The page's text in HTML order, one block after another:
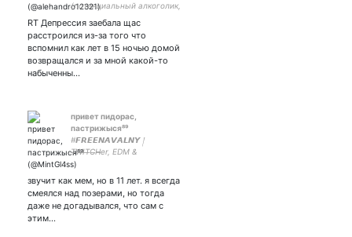
(потенциальный алкоголик,
основном рыжий слизень
любящий пиво)
RT Депрессия заебала щас
расстроился из-за того что
вспомнил как лет в 15 ночью домой
возвращался и за мной какой-то
набыченны…
привет пидорас,
пастрижыся⁸⁹
#𝙁𝙍𝙀𝙀𝙉𝘼𝙑𝘼𝙇𝙉𝙔 །
T̶W̶I̶T̶C̶H̶er, EDM &
WƗꞱCHØUSΣ lo͟v͟e͟r ། ɨ ʍꞁꞩꞩ yøu
ёбаных симпов །
звучит как мем, но в 11 лет. я всегда
смеялся над позерами, но тогда
даже не догадывался, что сам с
этим…